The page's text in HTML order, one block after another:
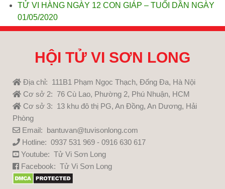
TỬ VI HÀNG NGÀY 12 CON GIÁP – TUỔI DẦN NGÀY
01/05/2020
HỘI TỬ VI SƠN LONG
Địa chỉ: 111B1 Phạm Ngọc Thạch, Đống Đa, Hà Nội
Cơ sở 2: 76 Cù Lao, Phường 2, Phú Nhuận, HCM
Cơ sở 3: 13 khu đô thị PG, An Đồng, An Dương, Hải
Phòng
Email: bantuvan@tuvisonlong.com
Hotline: 0937 531 969 - 0916 630 617
Youtube: Tử Vi Sơn Long
Facebook: Tử Vi Sơn Long